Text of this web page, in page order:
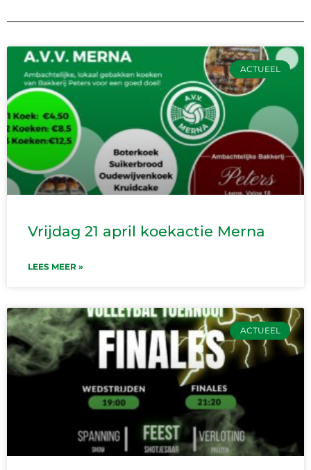
ACTUEEL
Vrijdag 21 april koekactie Merna
LEES MEER »
ACTUEEL